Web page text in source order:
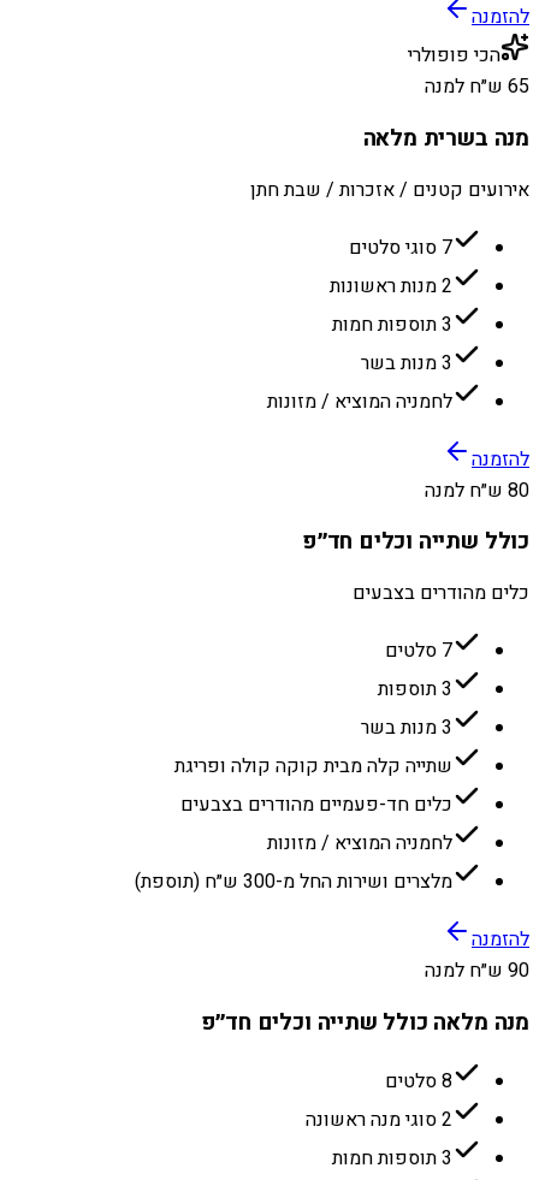
להזמנה
הכי פופולרי
65 ש״ח למנה
מנה בשרית מלאה
אירועים קטנים / אזכרות / שבת חתן
7 סוגי סלטים
2 מנות ראשונות
3 תוספות חמות
3 מנות בשר
לחמניה המוציא / מזונות
להזמנה
80 ש״ח למנה
כולל שתייה וכלים חד״פ
כלים מהודרים בצבעים
7 סלטים
3 תוספות
3 מנות בשר
שתייה קלה מבית קוקה קולה ופריגת
כלים חד-פעמיים מהודרים בצבעים
לחמניה המוציא / מזונות
מלצרים ושירות החל מ-300 ש״ח (תוספת)
להזמנה
90 ש״ח למנה
מנה מלאה כולל שתייה וכלים חד״פ
8 סלטים
2 סוגי מנה ראשונה
3 תוספות חמות